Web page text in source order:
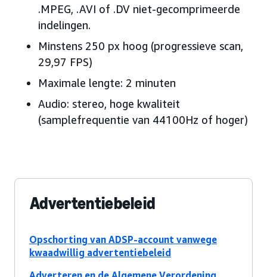
.MPEG, .AVI of .DV niet-gecomprimeerde
indelingen.
Minstens 250 px hoog (progressieve scan,
29,97 FPS)
Maximale lengte: 2 minuten
Audio: stereo, hoge kwaliteit
(samplefrequentie van 44100Hz of hoger)
Advertentiebeleid
Opschorting van ADSP-account vanwege
kwaadwillig advertentiebeleid